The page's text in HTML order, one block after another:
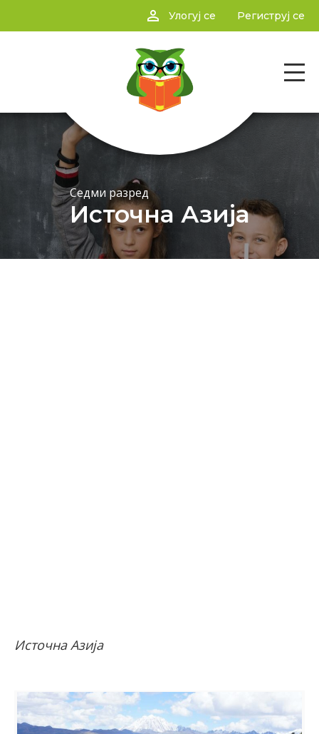
person_outline Улогуј се Региструј се
Седми разред
Источна Азија
Источна Азија